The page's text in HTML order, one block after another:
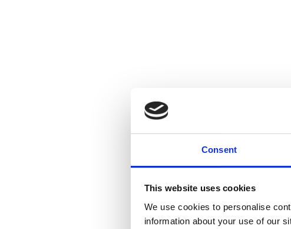
Consent
This website uses cookies
We use cookies to personalise
information about your use of our